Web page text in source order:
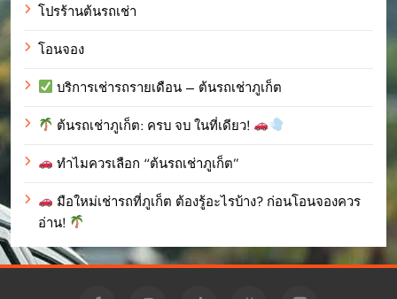
โปรร้านต้นรถเช่า
โอนจอง
บริการเช่ารถรายเดือน – ต้นรถเช่าภูเก็ต
ต้นรถเช่าภูเก็ต: ครบ จบ ในที่เดียว!
ทำไมควรเลือก “ต้นรถเช่าภูเก็ต”
มือใหม่เช่ารถที่ภูเก็ต ต้องรู้อะไรบ้าง? ก่อนโอนจองควร
อ่าน!